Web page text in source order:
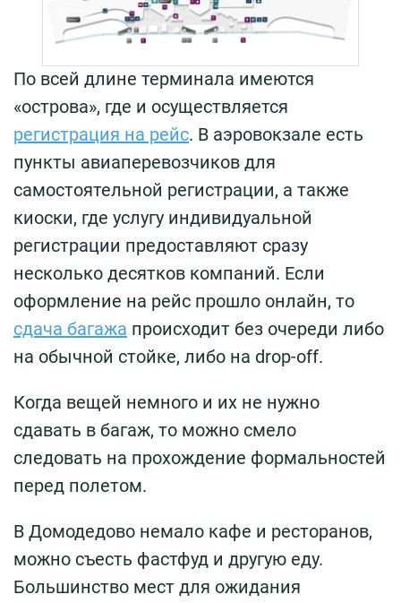
По всей длине терминала имеются
«острова», где и осуществляется
регистрация на рейс. В аэровокзале есть
пункты авиаперевозчиков для
самостоятельной регистрации, а также
киоски, где услугу индивидуальной
регистрации предоставляют сразу
несколько десятков компаний. Если
оформление на рейс прошло онлайн, то
сдача багажа происходит без очереди либо
на обычной стойке, либо на drop-off.
Когда вещей немного и их не нужно
сдавать в багаж, то можно смело
следовать на прохождение формальностей
перед полетом.
В Домодедово немало кафе и ресторанов,
можно съесть фастфуд и другую еду.
Большинство мест для ожидания